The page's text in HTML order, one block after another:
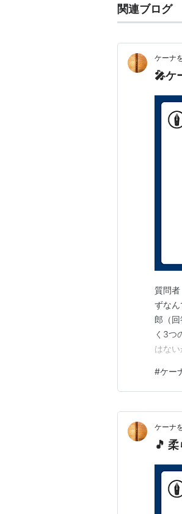
関連ブログ
ケーナ
🎤ケ
質問
ずな
郎（
く3つ
はな
が本
の小
#ケー
ケーナ
🎵